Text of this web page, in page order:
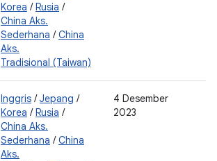
Korea /Rusia /
China Aks.
Sederhana /China
Aks.
Tradisional (Taiwan)
Inggris /Jepang /
Korea /Rusia /
China Aks.
Sederhana /China
Aks.
4 Desember
2023